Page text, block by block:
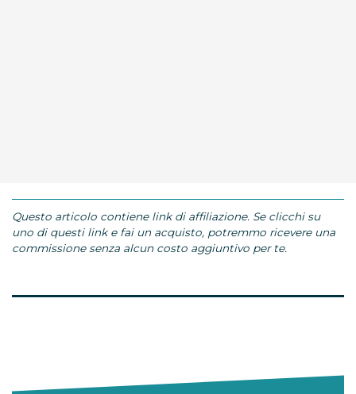
Questo articolo contiene link di affiliazione. Se clicchi su
uno di questi link e fai un acquisto, potremmo ricevere una
commissione senza alcun costo aggiuntivo per te.